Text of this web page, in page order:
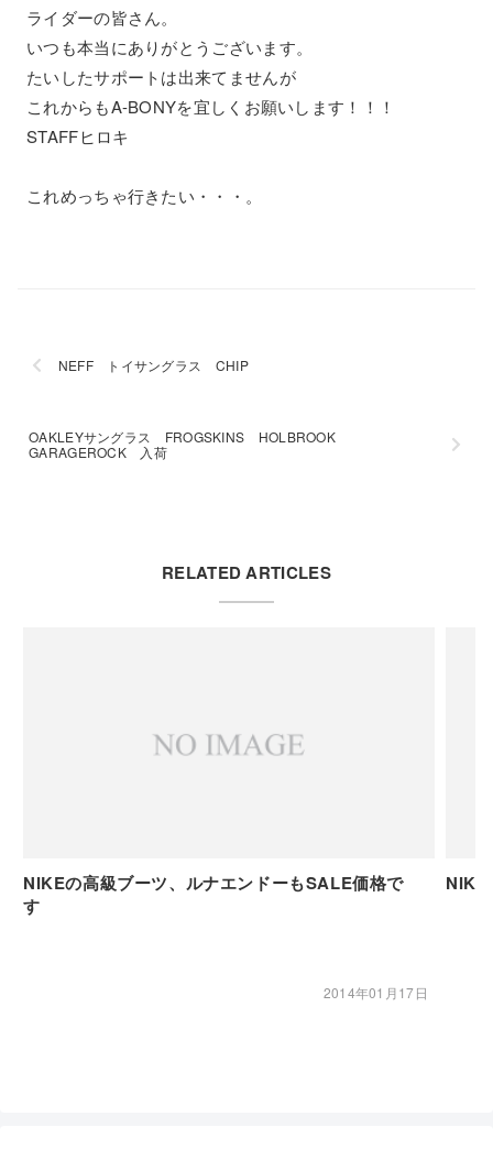
ライダーの皆さん。
いつも本当にありがとうございます。
たいしたサポートは出来てませんが
これからもA-BONYを宜しくお願いします！！！
STAFFヒロキ
これめっちゃ行きたい・・・。
NEFF トイサングラス CHIP
OAKLEYサングラス FROGSKINS HOLBROOK
GARAGEROCK 入荷
RELATED ARTICLES
NIKEの高級ブーツ、ルナエンドーもSALE価格で
す
2014年01月17日
NIKE